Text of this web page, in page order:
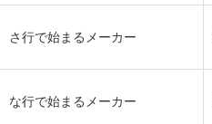
さ行で始まるメーカー
な行で始まるメーカー